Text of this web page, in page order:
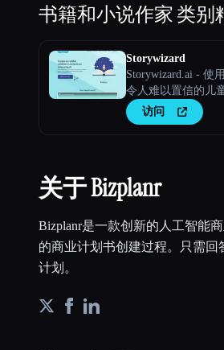
书籍和小说作家 类别
Storywizard
Storywizard.ai - 使
令人难以置信的儿
访问
关于 Bizplanr
Bizplanr是一款创新的人工智能
的商业计划书创建过程。只需
计划。